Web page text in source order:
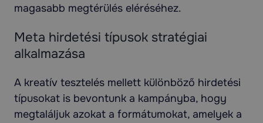
magasabb megtérülés eléréséhez.
Meta hirdetési típusok stratégiai
alkalmazása
A kreatív tesztelés mellett különböző hirdetési
típusokat is bevontunk a kampányba, hogy
megtaláljuk azokat a formátumokat, amelyek a